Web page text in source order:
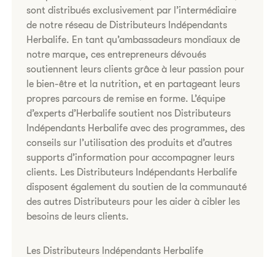
sont distribués exclusivement par l’intermédiaire
de notre réseau de Distributeurs Indépendants
Herbalife. En tant qu’ambassadeurs mondiaux de
notre marque, ces entrepreneurs dévoués
soutiennent leurs clients grâce à leur passion pour
le bien-être et la nutrition, et en partageant leurs
propres parcours de remise en forme. L’équipe
d’experts d’Herbalife soutient nos Distributeurs
Indépendants Herbalife avec des programmes, des
conseils sur l’utilisation des produits et d’autres
supports d’information pour accompagner leurs
clients. Les Distributeurs Indépendants Herbalife
disposent également du soutien de la communauté
des autres Distributeurs pour les aider à cibler les
besoins de leurs clients.
Les Distributeurs Indépendants Herbalife